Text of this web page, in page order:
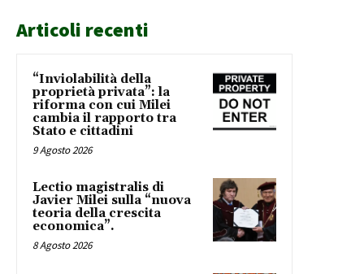
Articoli recenti
“Inviolabilità della
proprietà privata”: la
riforma con cui Milei
cambia il rapporto tra
Stato e cittadini
9 Agosto 2026
Lectio magistralis di
Javier Milei sulla “nuova
teoria della crescita
economica”.
8 Agosto 2026